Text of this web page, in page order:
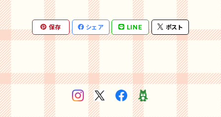
保存 シェア LINE ポスト